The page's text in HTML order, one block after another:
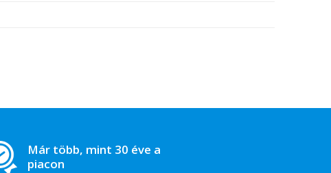
Már több, mint 30 éve a
piacon